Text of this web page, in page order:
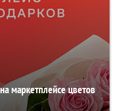
маркетплейсе цветов